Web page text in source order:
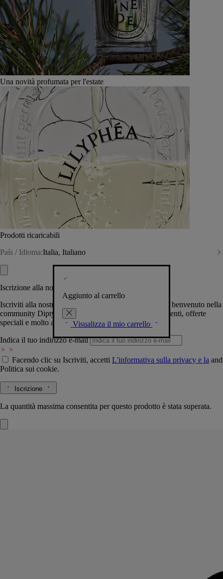
Una novità profumata per l'estate
Prodotti ricaricabili
País / Idioma:Italia, Italiano
Aggiunto al carrello
Visualizza il mio carrello
Iscrizione alla nostra Newsletter
Iscriviti alla nostra newsletter per permetterci di darti il benvenuto nella
community Diptyque e tenerti al corrente su novità, eventi, offerte
speciali e molto altro.
Indica il tuo indirizzo e-mail
Facendo clic su Iscriviti, accetti L'informativa sulla privacy e la and
Politica sui cookie.
Iscrizione
La quantità massima consentita per questo prodotto è stata superata.
ovale incastonato nel vetro, che ingrandisce l'illustrazione sul retro.